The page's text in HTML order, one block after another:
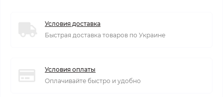
Условия доставка
Быстрая доставка товаров по Украине
Условия оплаты
Оплачивайте быстро и удобно